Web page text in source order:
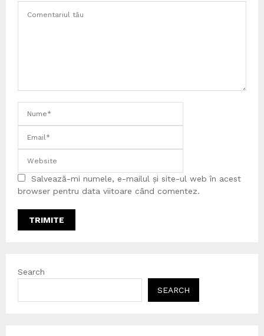
Salvează-mi numele, e-mailul și site-ul web în acest
browser pentru data viitoare când comentez.
Search
SEARCH